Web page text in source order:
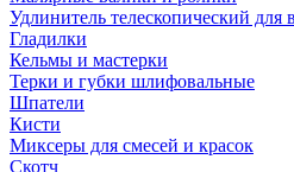
Удлинитель телескопический для
Гладилки
Кельмы и мастерки
Терки и губки шлифовальные
Шпатели
Кисти
Миксеры для смесей и красок
Скотч